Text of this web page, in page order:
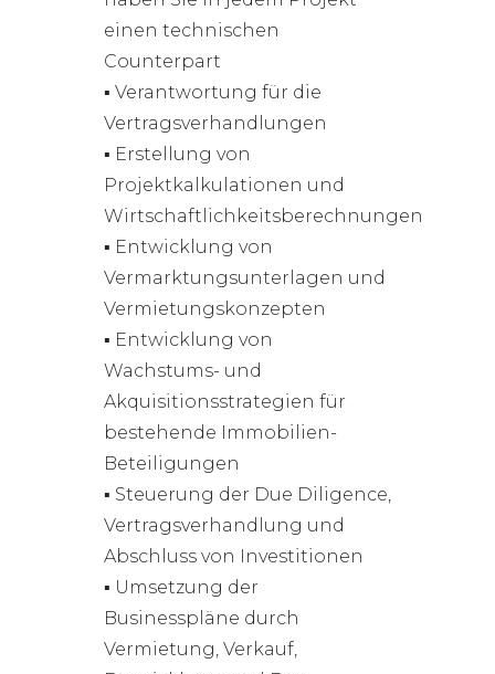
einen technischen
Counterpart
▪ Verantwortung für die
Vertragsverhandlungen
▪ Erstellung von
Projektkalkulationen und
Wirtschaftlichkeitsberechnungen
▪ Entwicklung von
Vermarktungsunterlagen und
Vermietungskonzepten
▪ Entwicklung von
Wachstums- und
Akquisitionsstrategien für
bestehende Immobilien-
Beteiligungen
▪ Steuerung der Due Diligence,
Vertragsverhandlung und
Abschluss von Investitionen
▪ Umsetzung der
Businesspläne durch
Vermietung, Verkauf,